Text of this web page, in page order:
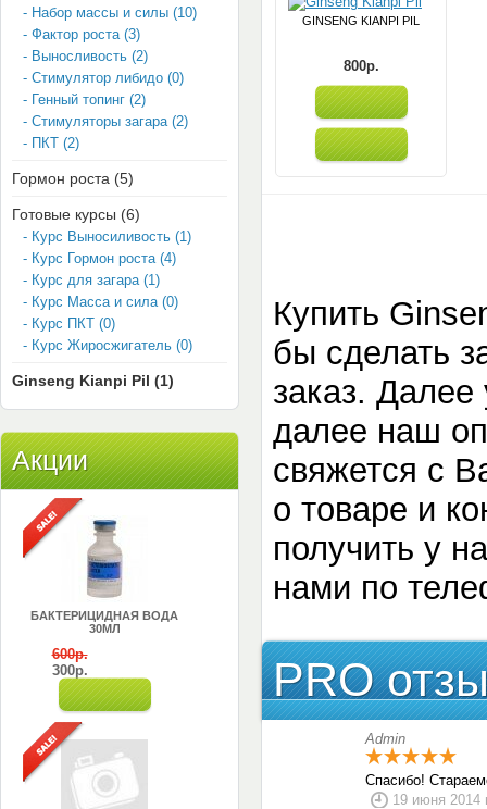
- Набор массы и силы (10)
- Фактор роста (3)
- Выносливость (2)
- Стимулятор либидо (0)
- Генный топинг (2)
- Стимуляторы загара (2)
- ПКТ (2)
Гормон роста (5)
Готовые курсы (6)
- Курс Выносиливость (1)
- Курс Гормон роста (4)
- Курс для загара (1)
- Курс Масса и сила (0)
- Курс ПКТ (0)
- Курс Жиросжигатель (0)
Ginseng Kianpi Pil (1)
Акции
БАКТЕРИЦИДНАЯ ВОДА
30МЛ
600р.
300р.
GINSENG KIANPI PIL
800р.
Купить
бы сделать
заказ.
далее наш
свяжется с
о товаре и
получить у
нами по
PRO
Admin
Спасибо!
19 июня 2014